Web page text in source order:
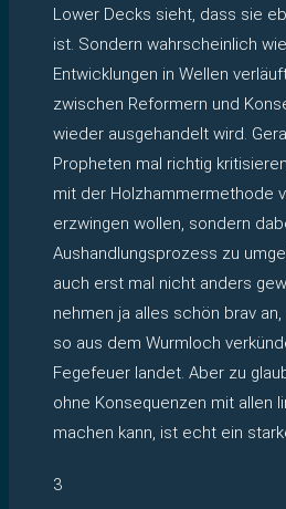
Lower Decks sieht, dass sie
ist. Sondern wahrscheinlich
Entwicklungen in Wellen
zwischen Reformern und
wieder ausgehandelt wird.
Propheten mal richtig
mit der Holzhammermethode
erzwingen wollen, sondern
Aushandlungsprozess zu
auch erst mal nicht anders
nehmen ja alles schön brav
so aus dem Wurmloch
Fegefeuer landet. Aber zu
ohne Konsequenzen mit allen
machen kann, ist echt ein
3